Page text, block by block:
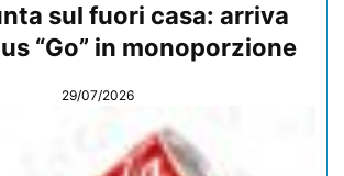
sul fuori casa: arriva
“Go” in monoporzione
29/07/2026